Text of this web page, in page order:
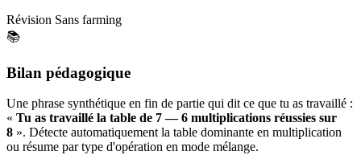
Révision Sans farming
📚
Bilan pédagogique
Une phrase synthétique en fin de partie qui dit ce que tu as travaillé :
« Tu as travaillé la table de 7 — 6 multiplications réussies sur
8 ». Détecte automatiquement la table dominante en multiplication
ou résume par type d'opération en mode mélange.